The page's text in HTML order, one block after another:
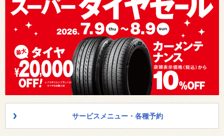
サービスメニュー・各種予約